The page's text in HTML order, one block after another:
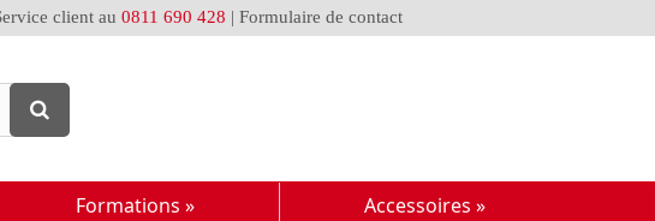
client au 0811 690 428 | Formulaire de contact
Formations » Accessoires »